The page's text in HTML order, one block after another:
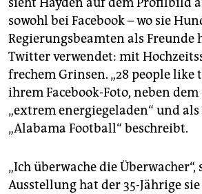
sowohl bei Facebook – wo sie
Regierungsbeamten als Freunde
Twitter verwendet: mit
frechem Grinsen. „28 people like
ihrem Facebook-Foto, neben dem
„extrem energiegeladen“ und als
„Alabama Football“ beschreibt.
„Ich überwache die
Ausstellung hat der 35-Jährige